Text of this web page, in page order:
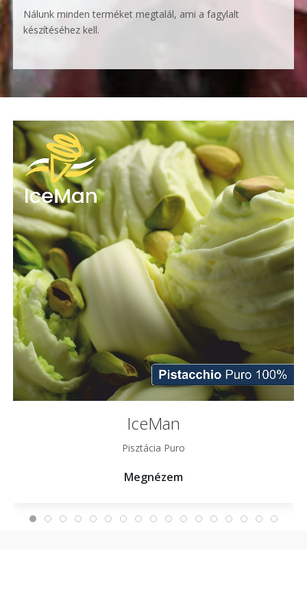
Nálunk minden terméket megtalál, ami a fagylalt
készítéséhez kell.
IceMan
Pisztácia Puro
Megnézem